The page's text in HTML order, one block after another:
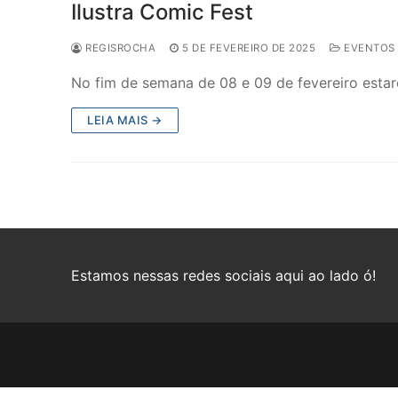
Ilustra Comic Fest
REGISROCHA 5 DE FEVEREIRO DE 2025 EVENTOS
No fim de semana de 08 e 09 de fevereiro
LEIA MAIS →
Estamos nessas redes sociais aqui ao lado ó!